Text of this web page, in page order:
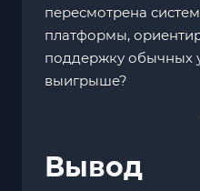
пересмотрена
платформы,
поддержку обычных
выигрыше?
Вывод